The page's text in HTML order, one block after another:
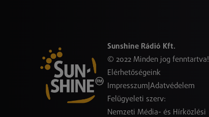
Sunshine Rádió Kft.
© 2022 Minden jog fenntartva!
Elérhetőségeink
Impresszum Adatvédelem
Felügyeleti szerv:
Nemzeti Média- és Hírközlési